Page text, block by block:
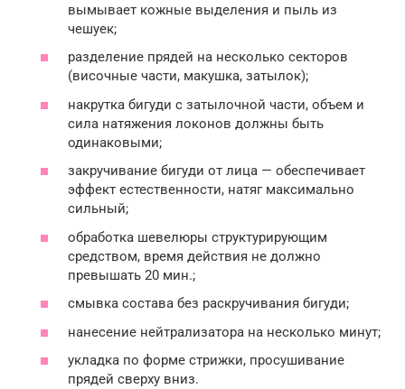
вымывает кожные выделения и пыль из
чешуек;
разделение прядей на несколько секторов
(височные части, макушка, затылок);
накрутка бигуди с затылочной части, объем и
сила натяжения локонов должны быть
одинаковыми;
закручивание бигуди от лица — обеспечивает
эффект естественности, натяг максимально
сильный;
обработка шевелюры структурирующим
средством, время действия не должно
превышать 20 мин.;
смывка состава без раскручивания бигуди;
нанесение нейтрализатора на несколько минут;
укладка по форме стрижки, просушивание
прядей сверху вниз.